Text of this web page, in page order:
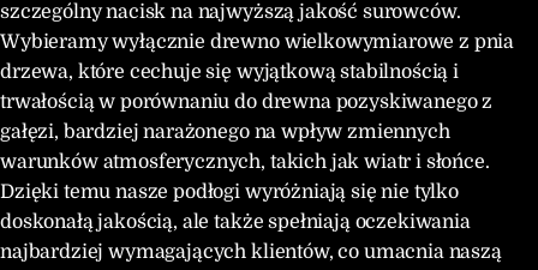
szczególny nacisk na najwyższą jakość surowców.
Wybieramy wyłącznie drewno wielkowymiarowe z pnia
drzewa, które cechuje się wyjątkową stabilnością i
trwałością w porównaniu do drewna pozyskiwanego z
gałęzi, bardziej narażonego na wpływ zmiennych
warunków atmosferycznych, takich jak wiatr i słońce.
Dzięki temu nasze podłogi wyróżniają się nie tylko
doskonałą jakością, ale także spełniają oczekiwania
najbardziej wymagających klientów, co umacnia naszą